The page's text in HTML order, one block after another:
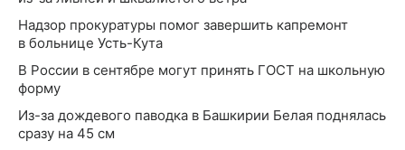
Надзор прокуратуры помог завершить капремонт
в больнице Усть-Кута
В России в сентябре могут принять ГОСТ на школьную
форму
Из-за дождевого паводка в Башкирии Белая поднялась
сразу на 45 см